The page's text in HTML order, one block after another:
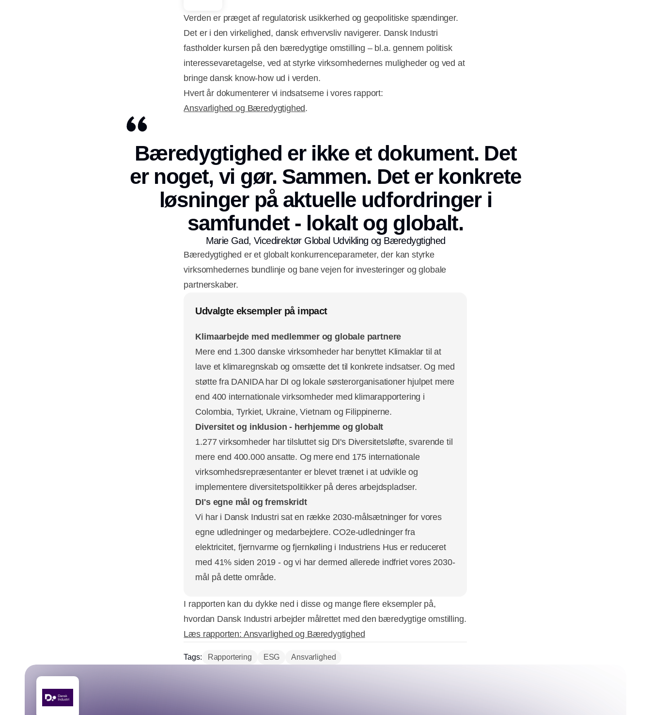
Verden er præget af regulatorisk usikkerhed og geopolitiske spændinger.
Det er i den virkelighed, dansk erhvervsliv navigerer. Dansk Industri
fastholder kursen på den bæredygtige omstilling – bl.a. gennem politisk
interessevaretagelse, ved at styrke virksomhedernes muligheder og ved at
bringe dansk know-how ud i verden.
Hvert år dokumenterer vi indsatserne i vores rapport:
Ansvarlighed og Bæredygtighed.
Bæredygtighed er ikke et dokument. Det
er noget, vi gør. Sammen. Det er konkrete
løsninger på aktuelle udfordringer i
samfundet - lokalt og globalt.
Marie Gad, Vicedirektør Global Udvikling og Bæredygtighed
Bæredygtighed er et globalt konkurrenceparameter, der kan styrke
virksomhedernes bundlinje og bane vejen for investeringer og globale
partnerskaber.
Udvalgte eksempler på impact
Klimaarbejde med medlemmer og globale partnere
Mere end 1.300 danske virksomheder har benyttet Klimaklar til at
lave et klimaregnskab og omsætte det til konkrete indsatser. Og med
støtte fra DANIDA har DI og lokale søsterorganisationer hjulpet mere
end 400 internationale virksomheder med klimarapportering i
Colombia, Tyrkiet, Ukraine, Vietnam og Filippinerne.
Diversitet og inklusion - herhjemme og globalt
1.277 virksomheder har tilsluttet sig DI's Diversitetsløfte, svarende til
mere end 400.000 ansatte. Og mere end 175 internationale
virksomhedsrepræsentanter er blevet trænet i at udvikle og
implementere diversitetspolitikker på deres arbejdspladser.
DI's egne mål og fremskridt
Vi har i Dansk Industri sat en række 2030-målsætninger for vores
egne udledninger og medarbejdere. CO2e-udledninger fra
elektricitet, fjernvarme og fjernkøling i Industriens Hus er reduceret
med 41% siden 2019 - og vi har dermed allerede indfriet vores 2030-
mål på dette område.
I rapporten kan du dykke ned i disse og mange flere eksempler på,
hvordan Dansk Industri arbejder målrettet med den bæredygtige omstilling.
Læs rapporten: Ansvarlighed og Bæredygtighed
Tags: Rapportering ESG Ansvarlighed